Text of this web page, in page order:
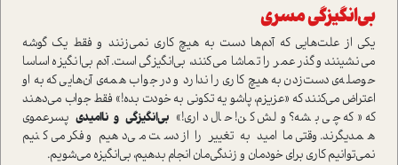
بی‌انگیزگی مسری
یکی از علت‌هایی که آدم‌ها دست به هیچ کاري نمی‌زنند و فقط یک گوشه
می‌نشینند و گذر عمر را تماشا می‌کنند، بی‌انگیزگی است. آدم بی‌انگیزه اساسا
حوصله‌ی دست‌زدن به هیچ کاری را ندارد و در جواب همه‌ی آن‌هایی که به او
اعتراض می‌کنند که «عزیزم، پاشو یه تکونی به خودت بده!» فقط جواب می‌دهند
که «که چی بشه؟ ولش کن! حال داری!» بی‌انگیزگی و ناامیدی پسرعموی
همدیگرند. وقتی ما امید به تغییر را از دست می‌دهیم و فکر می‌کنیم
نمی‌توانیم کاری برای خودمان و زندگی‌مان انجام بدهیم، بی‌انگیزه می‌شویم.